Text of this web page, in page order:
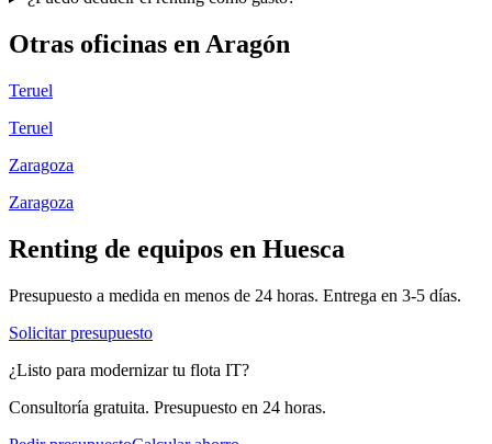
Otras oficinas en Aragón
Teruel
Teruel
Zaragoza
Zaragoza
Renting de equipos en Huesca
Presupuesto a medida en menos de 24 horas. Entrega en 3-5 días.
Solicitar presupuesto
¿Listo para modernizar tu flota IT?
Consultoría gratuita. Presupuesto en 24 horas.